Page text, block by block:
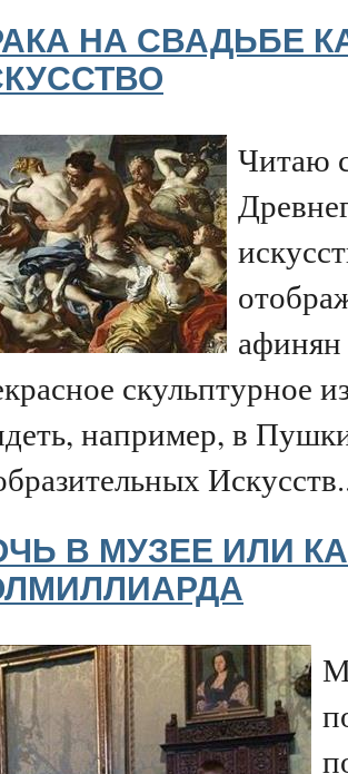
НА СВАДЬБЕ
Читаю
афинян
скульптурное
например, в
В МУЗЕЕ ИЛИ